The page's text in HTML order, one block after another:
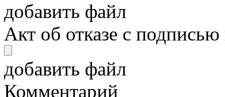
добавить файл
Акт об отказе с
добавить файл
Комментарий